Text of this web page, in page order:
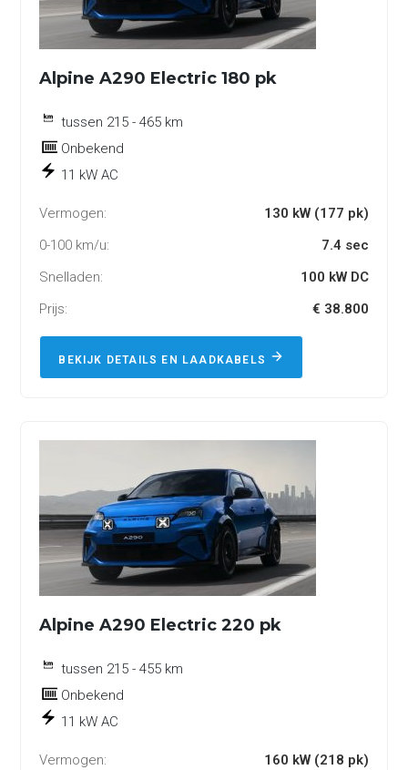
Alpine A290 Electric 180 pk
tussen 215 - 465 km
Onbekend
11 kW AC
Vermogen:
130 kW (177 pk)
0-100 km/u:
7.4 sec
Snelladen:
100 kW DC
Prijs:
€ 38.800
BEKIJK DETAILS EN LAADKABELS
Alpine A290 Electric 220 pk
tussen 215 - 455 km
Onbekend
11 kW AC
Vermogen:
160 kW (218 pk)